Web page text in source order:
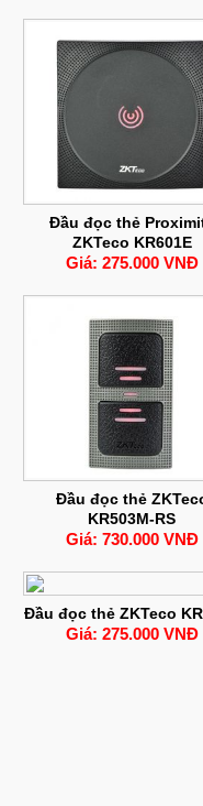
Đầu đọc thẻ
ZKTeco KR601E
Giá: 275.000 VNĐ
Đầu đọc thẻ
KR503M-RS
Giá: 730.000 VNĐ
Đầu đọc thẻ ZKTeco
Giá: 275.000 VNĐ